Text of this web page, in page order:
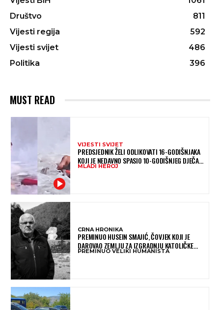
Društvo
811
Vijesti regija
592
Vijesti svijet
486
Politika
396
MUST READ
VIJESTI SVIJET
PREDSJEDNIK ŽELI ODLIKOVATI 16-GODIŠNJAKA
KOJI JE NEDAVNO SPASIO 10-GODIŠNJEG DJEČAKA
IZ SMRTONOSNIH VALOVA
MLADI HEROJ
CRNA HRONIKA
PREMINUO HUSEIN SMAJIĆ, ČOVJEK KOJI JE
DAROVAO ZEMLJU ZA IZGRADNJU KATOLIČKE
CRKVE U BUGOJNU
PREMINUO VELIKI HUMANISTA